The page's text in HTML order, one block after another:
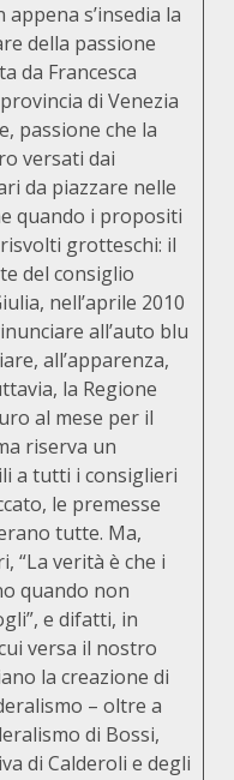
s’insedia la
della passione
da Francesca
di Venezia
passione che la
versati dai
da piazzare nelle
quando i propositi
grotteschi: il
del consiglio
nell’aprile 2010
all’auto blu
all’apparenza,
la Regione
al mese per il
riserva un
a tutti i consiglieri
le premesse
tutte. Ma,
“La verità è che i
quando non
e difatti, in
versa il nostro
la creazione di
– oltre a
di Bossi,
di Calderoli e degli